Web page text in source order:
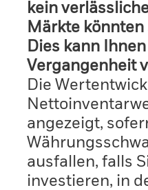
kein
Märkte
Dies kann
Vergangenheit
Die
angezeigt,
ausfallen, falls
investieren, in